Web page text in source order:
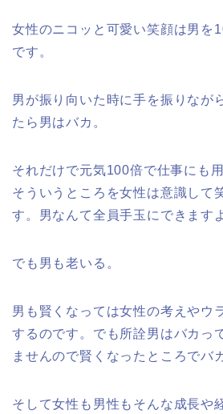
女性のニコッと可愛い笑顔は男を
です。
男が振り向いた時に手を振りなが
たら男はバカ。
それだけで元気100倍で仕事にも
そういうところを女性は意識して
す。男なんて全員手玉にできます
でも男も老いる。
男も賢くなっては女性の考えやウ
するのです。でも所詮男はバカっ
ませんので賢くなったところでバ
そして女性も男性もそんな成長や